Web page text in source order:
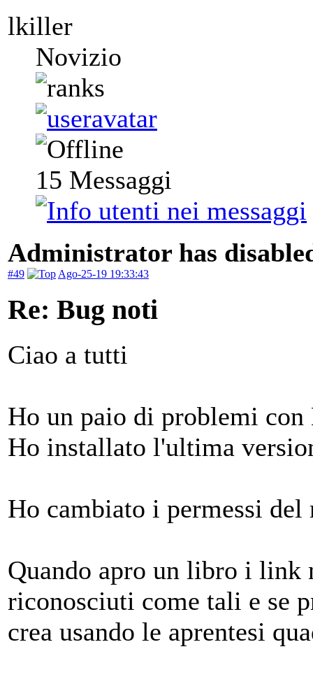
lkiller
Novizio
15 Messaggi
Administrator has
#49 Ago-25-19 19:33:43
Re: Bug noti
Ciao a tutti
Ho un paio di problemi con
Ho installato l'ultima
Ho cambiato i permessi
Quando apro un libro i link
riconosciuti come tali e se
crea usando le aprentesi